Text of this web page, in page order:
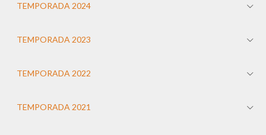
TEMPORADA 2024
TEMPORADA 2023
TEMPORADA 2022
TEMPORADA 2021